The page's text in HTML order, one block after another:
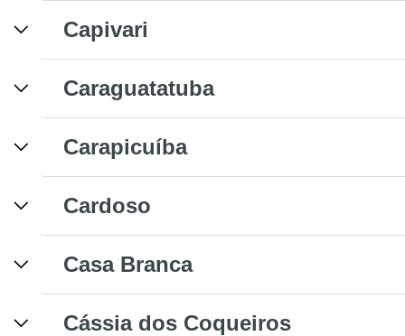
Capivari
Caraguatatuba
Carapicuíba
Cardoso
Casa Branca
Cássia dos Coqueiros